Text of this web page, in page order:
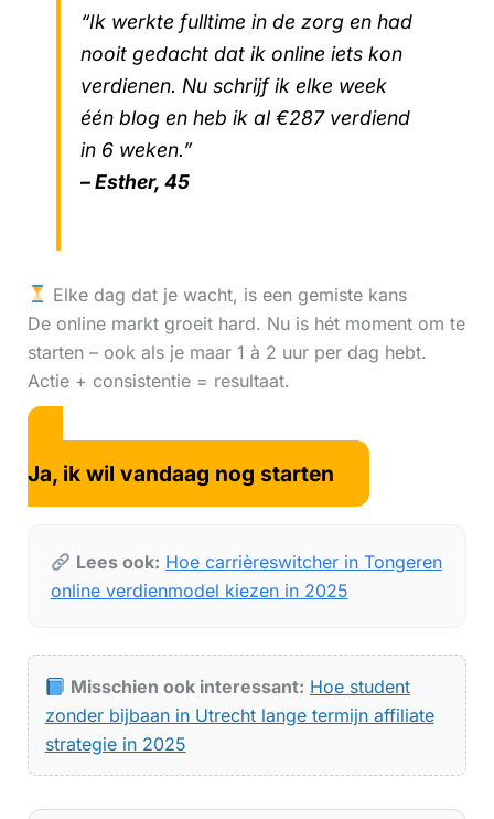
“Ik werkte fulltime in de zorg en had
nooit gedacht dat ik online iets kon
verdienen. Nu schrijf ik elke week
één blog en heb ik al €287 verdiend
in 6 weken.”
– Esther, 45
Elke dag dat je wacht, is een gemiste kans
De online markt groeit hard. Nu is hét moment om te
starten – ook als je maar 1 à 2 uur per dag hebt.
Actie + consistentie = resultaat.
Ja, ik wil vandaag nog starten
Lees ook: Hoe carrièreswitcher in Tongeren
online verdienmodel kiezen in 2025
Misschien ook interessant: Hoe student
zonder bijbaan in Utrecht lange termijn affiliate
strategie in 2025